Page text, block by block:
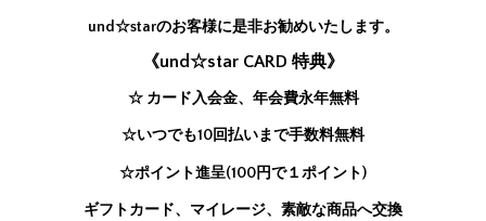
und☆starのお客様に是非お勧めいたします。
《und☆star CARD 特典》
☆ カード入会金、年会費永年無料
☆いつでも10回払いまで手数料無料
☆ポイント進呈(100円で１ポイント)
ギフトカード、マイレージ、素敵な商品へ交換